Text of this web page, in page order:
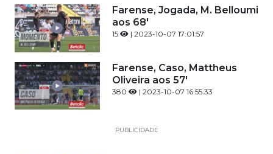
Farense, Jogada, M. Belloumi
aos 68'
15 | 2023-10-07 17:01:57
Farense, Caso, Mattheus
Oliveira aos 57'
380 | 2023-10-07 16:55:33
PUBLICIDADE